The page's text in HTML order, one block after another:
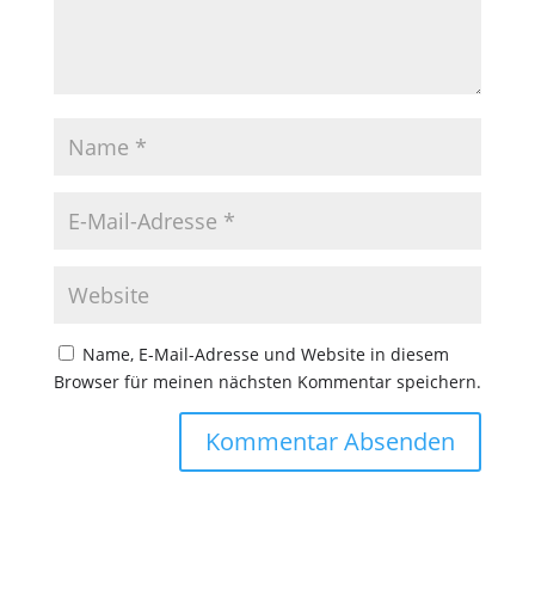
Name, E-Mail-Adresse und Website in diesem
Browser für meinen nächsten Kommentar speichern.